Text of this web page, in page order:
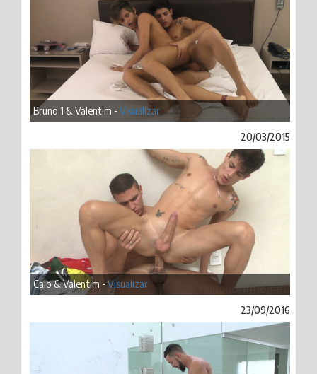
Bruno 1 & Valentim -Visualizar
20/03/2015
Caio & Valentim -Visualizar
23/09/2016